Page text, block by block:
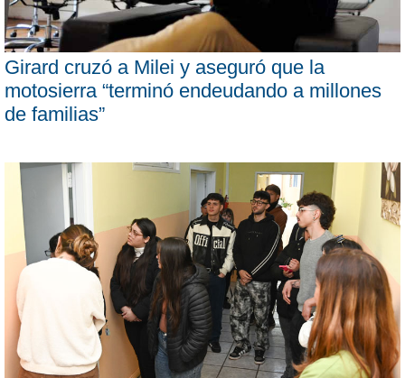
Girard cruzó a Milei y aseguró que la
motosierra “terminó endeudando a millones
de familias”